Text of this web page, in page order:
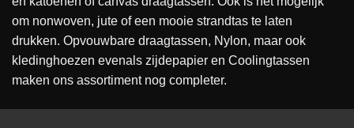
om nonwoven, jute of een mooie strandtas te laten
drukken. Opvouwbare draagtassen, Nylon, maar ook
kledinghoezen evenals zijdepapier en Coolingtassen
maken ons assortiment nog completer.